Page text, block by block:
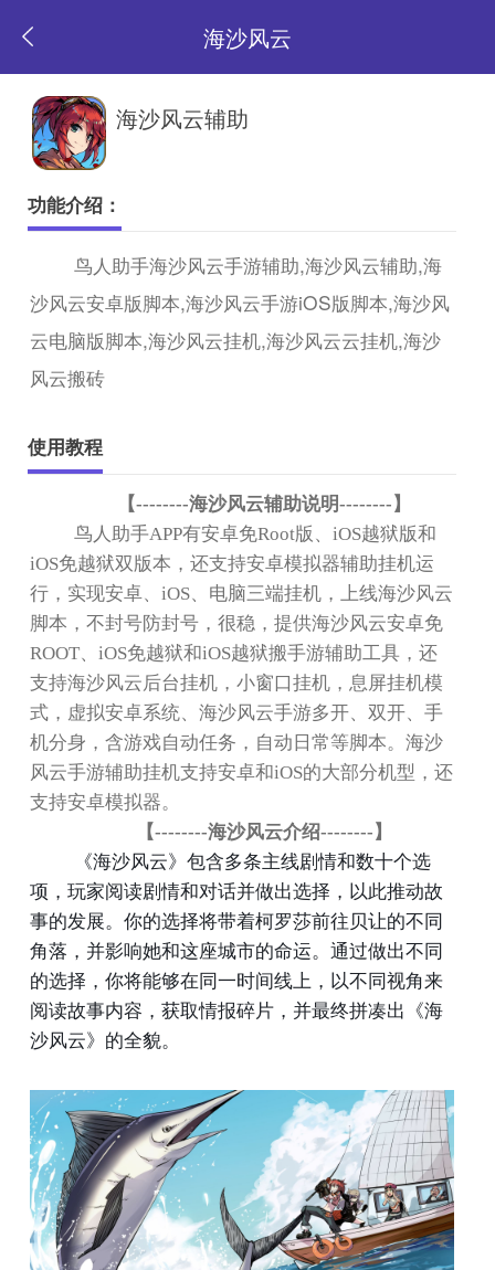
海沙风云
返
页
海沙风云辅助
功能介绍：
鸟人助手海沙风云手游辅助,海沙风云辅助,海
沙风云安卓版脚本,海沙风云手游iOS版脚本,海沙风
云电脑版脚本,海沙风云挂机,海沙风云云挂机,海沙
风云搬砖
使用教程
【--------海沙风云辅助说明--------】
鸟人助手APP有安卓免Root版、iOS越狱版和
iOS免越狱双版本，还支持安卓模拟器辅助挂机运
行，实现安卓、iOS 、电脑三端挂机，上线海沙风云
脚本，不封号防封号，很稳，提供海沙风云安卓免
ROOT 、iOS免越狱和iOS越狱搬手游辅助工具，还
支持海沙风云后台挂机，小窗口挂机，息屏挂机模
式，虚拟安卓系统、海沙风云手游多开、双开、手
机分身，含游戏自动任务，自动日常等脚本。海沙
风云手游辅助挂机支持安卓和iOS的大部分机型，还
支持安卓模拟器。
【--------海沙风云介绍--------】
《海沙风云》包含多条主线剧情和数十个选
项，玩家阅读剧情和对话并做出选择，以此推动故
事的发展。你的选择将带着柯罗莎前往贝让的不同
角落，并影响她和这座城市的命运。通过做出不同
的选择，你将能够在同一时间线上，以不同视角来
阅读故事内容，获取情报碎片，并最终拼凑出《海
沙风云》的全貌。